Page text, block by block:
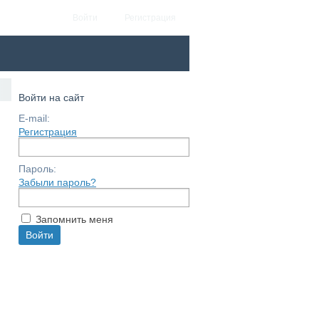
Войти на сайт
E-mail:
Регистрация
Пароль:
Забыли пароль?
Запомнить меня